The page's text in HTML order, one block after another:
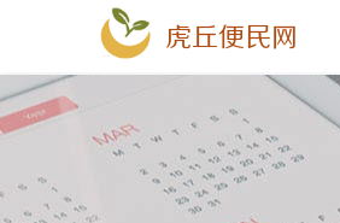
虎丘便民网